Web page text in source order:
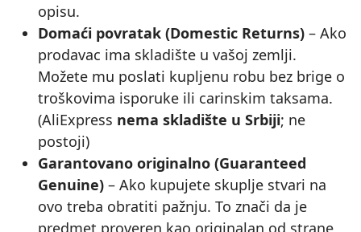
opisu.
Domaći povratak (Domestic Returns) – Ako
prodavac ima skladište u vašoj zemlji.
Možete mu poslati kupljenu robu bez brige o
troškovima isporuke ili carinskim taksama.
(AliExpress nema skladište u Srbiji; ne
postoji)
Garantovano originalno (Guaranteed
Genuine) – Ako kupujete skuplje stvari na
ovo treba obratiti pažnju. To znači da je
predmet proveren kao originalan od strane